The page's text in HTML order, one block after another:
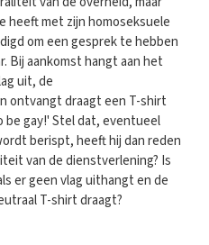
heeft met zijn homoseksuele
om een gesprek te hebben
Bij aankomst hangt aan het
uit, de
ontvangt draagt een T-shirt
be gay!' Stel dat, eventueel
berispt, heeft hij dan reden
van de dienstverlening? Is
er geen vlag uithangt en de
T-shirt draagt?